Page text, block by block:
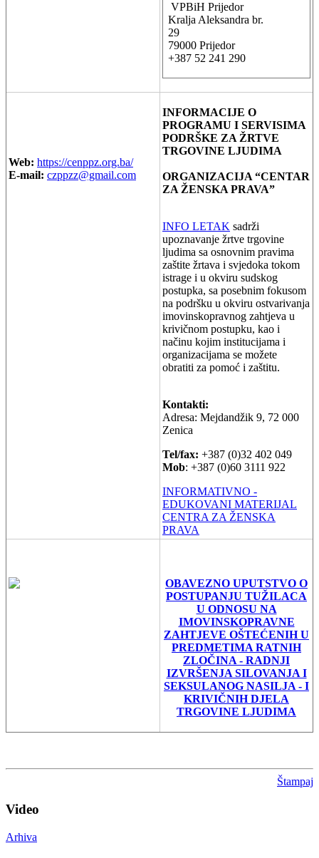
VPBiH Prijedor
Kralja Aleksandra br.
29
79000 Prijedor
+387 52 241 290
Web: https://cenppz.org.ba/
E-mail: czppzz@gmail.com
INFORMACIJE O
PROGRAMU I SERVISIMA
PODRŠKE ZA ŽRTVE
TRGOVINE LJUDIMA
ORGANIZACIJA “CENTAR
ZA ŽENSKA PRAVA”
INFO LETAK sadrži
upoznavanje žrtve trgovine
ljudima sa osnovnim pravima
zaštite žrtava i svjedoka tokom
istrage i u okviru sudskog
postupka, sa posebnim fokusom
na podršku u okviru ostvarivanja
imovinskopravnog zahtjeva u
krivičnom postupku, kao i
načinu kojim institucijama i
organizacijama se možete
obratiti za pomoć i zaštitu.
Kontakti:
Adresa: Mejdandžik 9, 72 000
Zenica
Tel/fax: +387 (0)32 402 049
Mob: +387 (0)60 3111 922
INFORMATIVNO -
EDUKOVANI MATERIJAL
CENTRA ZA ŽENSKA
PRAVA
OBAVEZNO UPUTSTVO O
POSTUPANJU TUŽILACA
U ODNOSU NA
IMOVINSKOPRAVNE
ZAHTJEVE OŠTEĆENIH U
PREDMETIMA RATNIH
ZLOČINA - RADNJI
IZVRŠENJA SILOVANJA I
SEKSULANOG NASILJA - I
KRIVIČNIH DJELA
TRGOVINE LJUDIMA
Štampaj
Video
Arhiva